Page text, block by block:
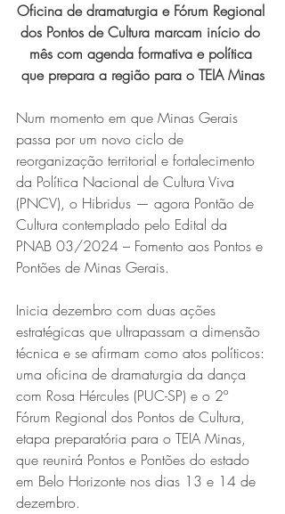
Oficina de dramaturgia e Fórum Regional
dos Pontos de Cultura marcam início do
mês com agenda formativa e política
que prepara a região para o TEIA Minas
Num momento em que Minas Gerais
passa por um novo ciclo de
reorganização territorial e fortalecimento
da Política Nacional de Cultura Viva
(PNCV), o Hibridus — agora Pontão de
Cultura contemplado pelo Edital da
PNAB 03/2024 – Fomento aos Pontos e
Pontões de Minas Gerais.
Inicia dezembro com duas ações
estratégicas que ultrapassam a dimensão
técnica e se afirmam como atos políticos:
uma oficina de dramaturgia da dança
com Rosa Hércules (PUC-SP) e o 2º
Fórum Regional dos Pontos de Cultura,
etapa preparatória para o TEIA Minas,
que reunirá Pontos e Pontões do estado
em Belo Horizonte nos dias 13 e 14 de
dezembro.